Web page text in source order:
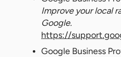
Improve your local
Google.
https://
Google Business